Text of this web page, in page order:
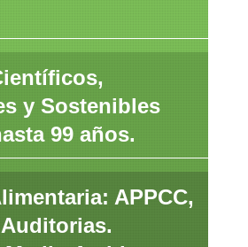
y Sostenibles
99 años.
APPCC,